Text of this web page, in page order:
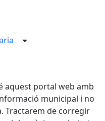
aquest portal web amb
municipal i no
Tractarem de corregir